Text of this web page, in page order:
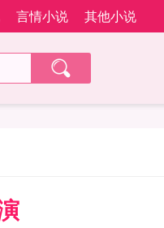
言情小说 其他小说